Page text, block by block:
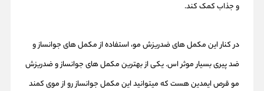
و جذاب کمک کند.
در کنار این مکمل های ضدریزش مو، استفاده از مکمل های جوانساز و
ضد پیری بسیار موثر اس. یکی از بهترین مکمل های جوانساز و ضدریزش
مو قرص ایمدین هست که میتوانید این مکمل جوانساز رو از موی کمند